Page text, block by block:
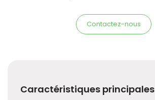
Contactez-nous
Caractéristiques principales